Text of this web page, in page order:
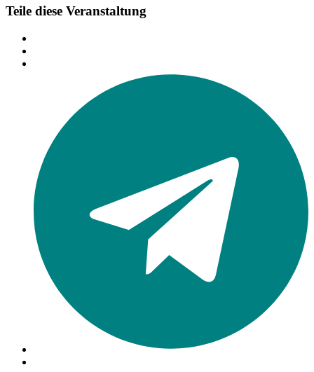
Teile diese Veranstaltung